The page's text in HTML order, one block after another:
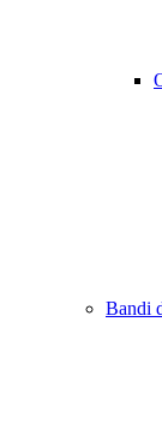
Bandi